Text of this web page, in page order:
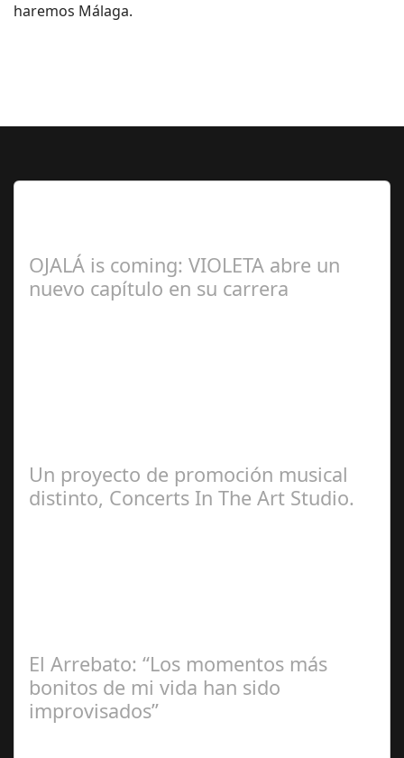
haremos Málaga.
OJALÁ is coming: VIOLETA abre un
nuevo capítulo en su carrera
Un proyecto de promoción musical
distinto, Concerts In The Art Studio.
El Arrebato: “Los momentos más
bonitos de mi vida han sido
improvisados”